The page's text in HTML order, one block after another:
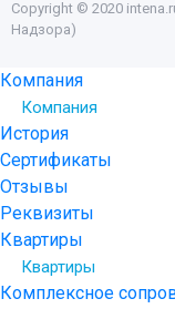
Copyright © 2020
Надзора)
Компания
Компания
История
Сертификаты
Отзывы
Реквизиты
Квартиры
Квартиры
Комплексное